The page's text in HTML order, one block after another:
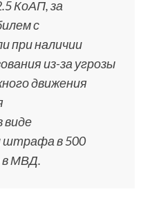
КоАП, за
с
при наличии
из-за угрозы
движения
штрафа в 500
в МВД.